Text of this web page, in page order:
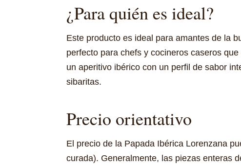
¿Para quién es ideal?
Este producto es ideal para amantes de la
perfecto para chefs y cocineros caseros
un aperitivo ibérico con un perfil de sabor
sibaritas.
Precio orientativo
El precio de la Papada Ibérica Lorenzana
curada). Generalmente, las piezas enteras